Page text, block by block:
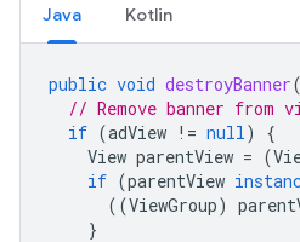
Java Kotlin
public void destroyBanner
// Remove banner from
if (adView != null)
{
View parentView = (
if (parentView
((ViewGroup)
}